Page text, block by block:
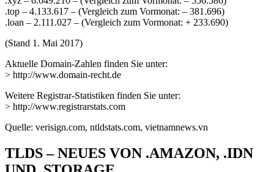
.top – 4.133.617 – (Vergleich zum Vormonat: – 381.696)
.loan – 2.111.027 – (Vergleich zum Vormonat: + 233.690)
(Stand 1. Mai 2017)
Aktuelle Domain-Zahlen finden Sie unter:
> http://www.domain-recht.de
Weitere Registrar-Statistiken finden Sie unter:
> http://www.registrarstats.com
Quelle: verisign.com, ntldstats.com, vietnamnews.vn
TLDS – NEUES VON .AMAZON, .IDN